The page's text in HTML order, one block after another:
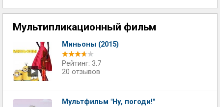
Мультипликационный фильм
Миньоны (2015)
Рейтинг: 3.7
20 отзывов
Мультфильм "Ну, погоди!"